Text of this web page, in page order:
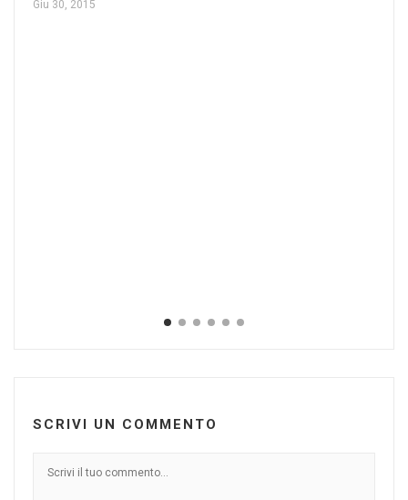
Giu 30, 2015
SCRIVI UN COMMENTO